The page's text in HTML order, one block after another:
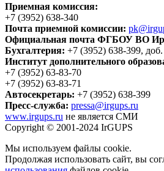
Приемная комиссия:
+7 (3952) 638-340
Почта приемной комиссии:
Официальная почта ФГБОУ ВО
Бухгалтерия: +7 (3952) 638-399,
Институт дополнительного
+7 (3952) 63-83-70
+7 (3952) 63-83-71
Автосекретарь: +7 (3952) 638-399
Пресс-служба: pressa@irgups.ru
www.irgups.ru не является СМИ
Copyright © 2001-2024 IrGUPS
Мы используем файлы cookie.
Продолжая использовать сайт, вы